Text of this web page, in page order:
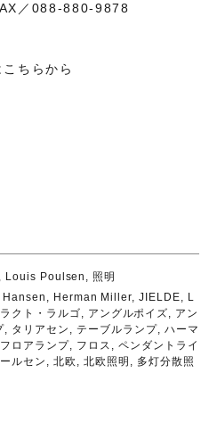
／088-880-9878
ちらから
, Louis Poulsen , 照明
Hansen , Herman Miller,JIELDE, L
クト・ラルゴ, アングルポイズ, アン
, タリアセン , テーブルランプ, ハーマ
フロアランプ, フロス , ペンダントライ
ルセン ,北欧 , 北欧照明 , 多灯分散照